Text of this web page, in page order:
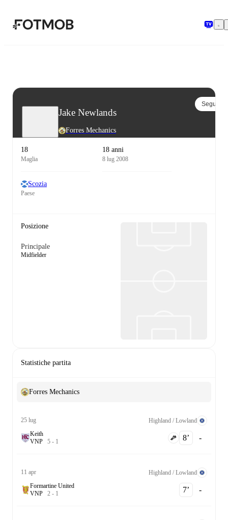
Jake Newlands
Forres Mechanics
Segui
18
Maglia
18 anni
8 lug 2008
Scozia
Paese
Posizione
Principale
Midfielder
Statistiche partita
Forres Mechanics
25 lug
Highland / Lowland
Keith
VNP 5 - 1 8‎’‎ -
11 apr
Highland / Lowland
Formartine United
VNP 2 - 1 7‎’‎ -